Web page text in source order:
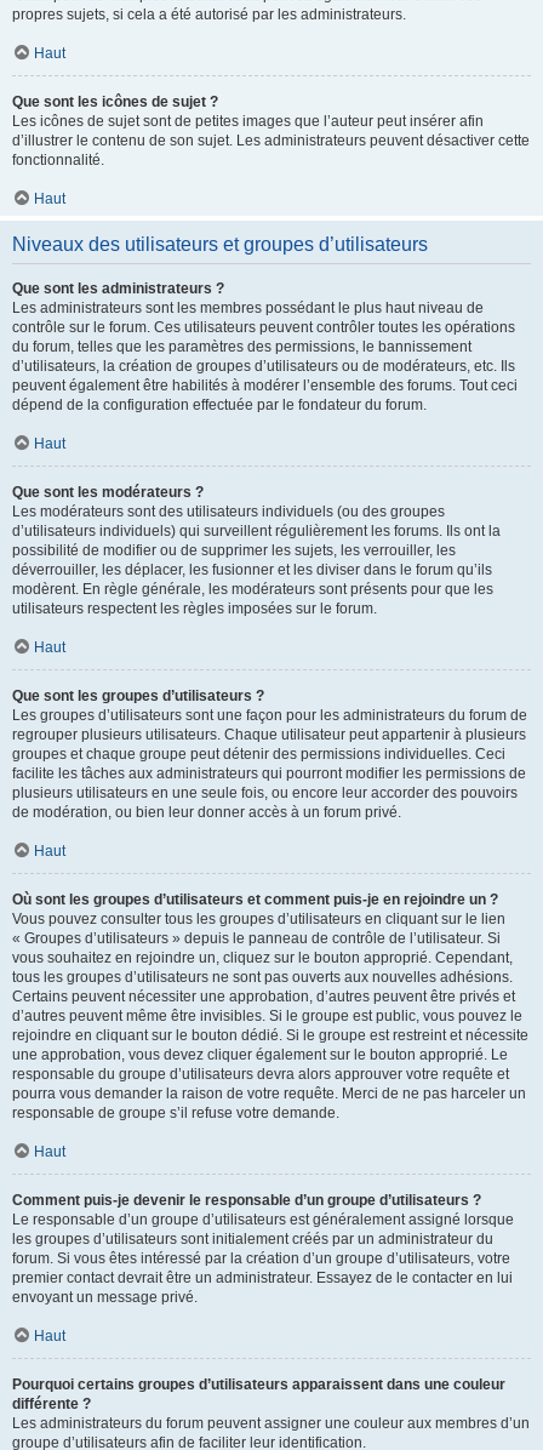
propres sujets, si cela a été autorisé par les administrateurs.
Haut
Que sont les icônes de sujet ?
Les icônes de sujet sont de petites images que l’auteur peut insérer afin
d’illustrer le contenu de son sujet. Les administrateurs peuvent désactiver cette
fonctionnalité.
Haut
Niveaux des utilisateurs et groupes d’utilisateurs
Que sont les administrateurs ?
Les administrateurs sont les membres possédant le plus haut niveau de
contrôle sur le forum. Ces utilisateurs peuvent contrôler toutes les opérations
du forum, telles que les paramètres des permissions, le bannissement
d’utilisateurs, la création de groupes d’utilisateurs ou de modérateurs, etc. Ils
peuvent également être habilités à modérer l’ensemble des forums. Tout ceci
dépend de la configuration effectuée par le fondateur du forum.
Haut
Que sont les modérateurs ?
Les modérateurs sont des utilisateurs individuels (ou des groupes
d’utilisateurs individuels) qui surveillent régulièrement les forums. Ils ont la
possibilité de modifier ou de supprimer les sujets, les verrouiller, les
déverrouiller, les déplacer, les fusionner et les diviser dans le forum qu’ils
modèrent. En règle générale, les modérateurs sont présents pour que les
utilisateurs respectent les règles imposées sur le forum.
Haut
Que sont les groupes d’utilisateurs ?
Les groupes d’utilisateurs sont une façon pour les administrateurs du forum de
regrouper plusieurs utilisateurs. Chaque utilisateur peut appartenir à plusieurs
groupes et chaque groupe peut détenir des permissions individuelles. Ceci
facilite les tâches aux administrateurs qui pourront modifier les permissions de
plusieurs utilisateurs en une seule fois, ou encore leur accorder des pouvoirs
de modération, ou bien leur donner accès à un forum privé.
Haut
Où sont les groupes d’utilisateurs et comment puis-je en rejoindre un ?
Vous pouvez consulter tous les groupes d’utilisateurs en cliquant sur le lien
« Groupes d’utilisateurs » depuis le panneau de contrôle de l’utilisateur. Si
vous souhaitez en rejoindre un, cliquez sur le bouton approprié. Cependant,
tous les groupes d’utilisateurs ne sont pas ouverts aux nouvelles adhésions.
Certains peuvent nécessiter une approbation, d’autres peuvent être privés et
d’autres peuvent même être invisibles. Si le groupe est public, vous pouvez le
rejoindre en cliquant sur le bouton dédié. Si le groupe est restreint et nécessite
une approbation, vous devez cliquer également sur le bouton approprié. Le
responsable du groupe d’utilisateurs devra alors approuver votre requête et
pourra vous demander la raison de votre requête. Merci de ne pas harceler un
responsable de groupe s’il refuse votre demande.
Haut
Comment puis-je devenir le responsable d’un groupe d’utilisateurs ?
Le responsable d’un groupe d’utilisateurs est généralement assigné lorsque
les groupes d’utilisateurs sont initialement créés par un administrateur du
forum. Si vous êtes intéressé par la création d’un groupe d’utilisateurs, votre
premier contact devrait être un administrateur. Essayez de le contacter en lui
envoyant un message privé.
Haut
Pourquoi certains groupes d’utilisateurs apparaissent dans une couleur
différente ?
Les administrateurs du forum peuvent assigner une couleur aux membres d’un
groupe d’utilisateurs afin de faciliter leur identification.